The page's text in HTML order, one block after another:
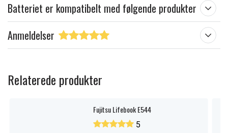
Batteriet er kompatibelt med følgende produkter
Anmeldelser
Relaterede produkter
Fujitsu Lifebook E544
5